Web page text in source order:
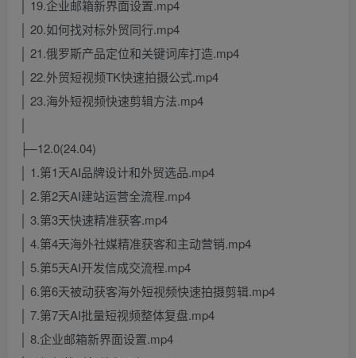
│ 19.企业邮箱新界面设置.mp4
│ 20.如何找对标外贸同行.mp4
│ 21.俄罗斯产品定位和关键词库打造.mp4
│ 22.外贸短视频TK快速拍摄公式.mp4
│ 23.海外短视频快速剪辑方法.mp4
│
├─12.0(24.04)
│ 1.第1天AI品牌设计和外贸选品.mp4
│ 2.第2天AI建站运营全流程.mp4
│ 3.第3天快速精准获客.mp4
│ 4.第4天海外社媒精准获客和主动营销.mp4
│ 5.第5天AI开发信成交流程.mp4
│ 6.第6天被动获客海外短视频快速拍摄剪辑.mp4
│ 7.第7天AI批量短视频整体复盘.mp4
│ 8.企业邮箱新界面设置.mp4